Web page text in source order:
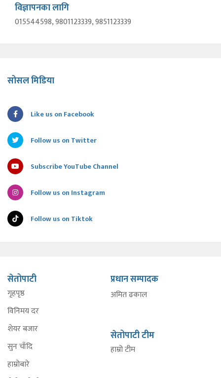
विज्ञापनका लागि
015544598, 9801123339, 9851123339
सोसल मिडिया
Like us on Facebook
Follow us on Twitter
Subscribe YouTube Channel
Follow us on Instagram
Follow us on Tiktok
सेतोपाटी
गृहपृष्ठ
विनिमय दर
शेयर बजार
सुन चाँदि
हाम्रोबारे
प्रधान सम्पादक
अमित ढकाल
सेतोपाटी टीम
हाम्रो टीम